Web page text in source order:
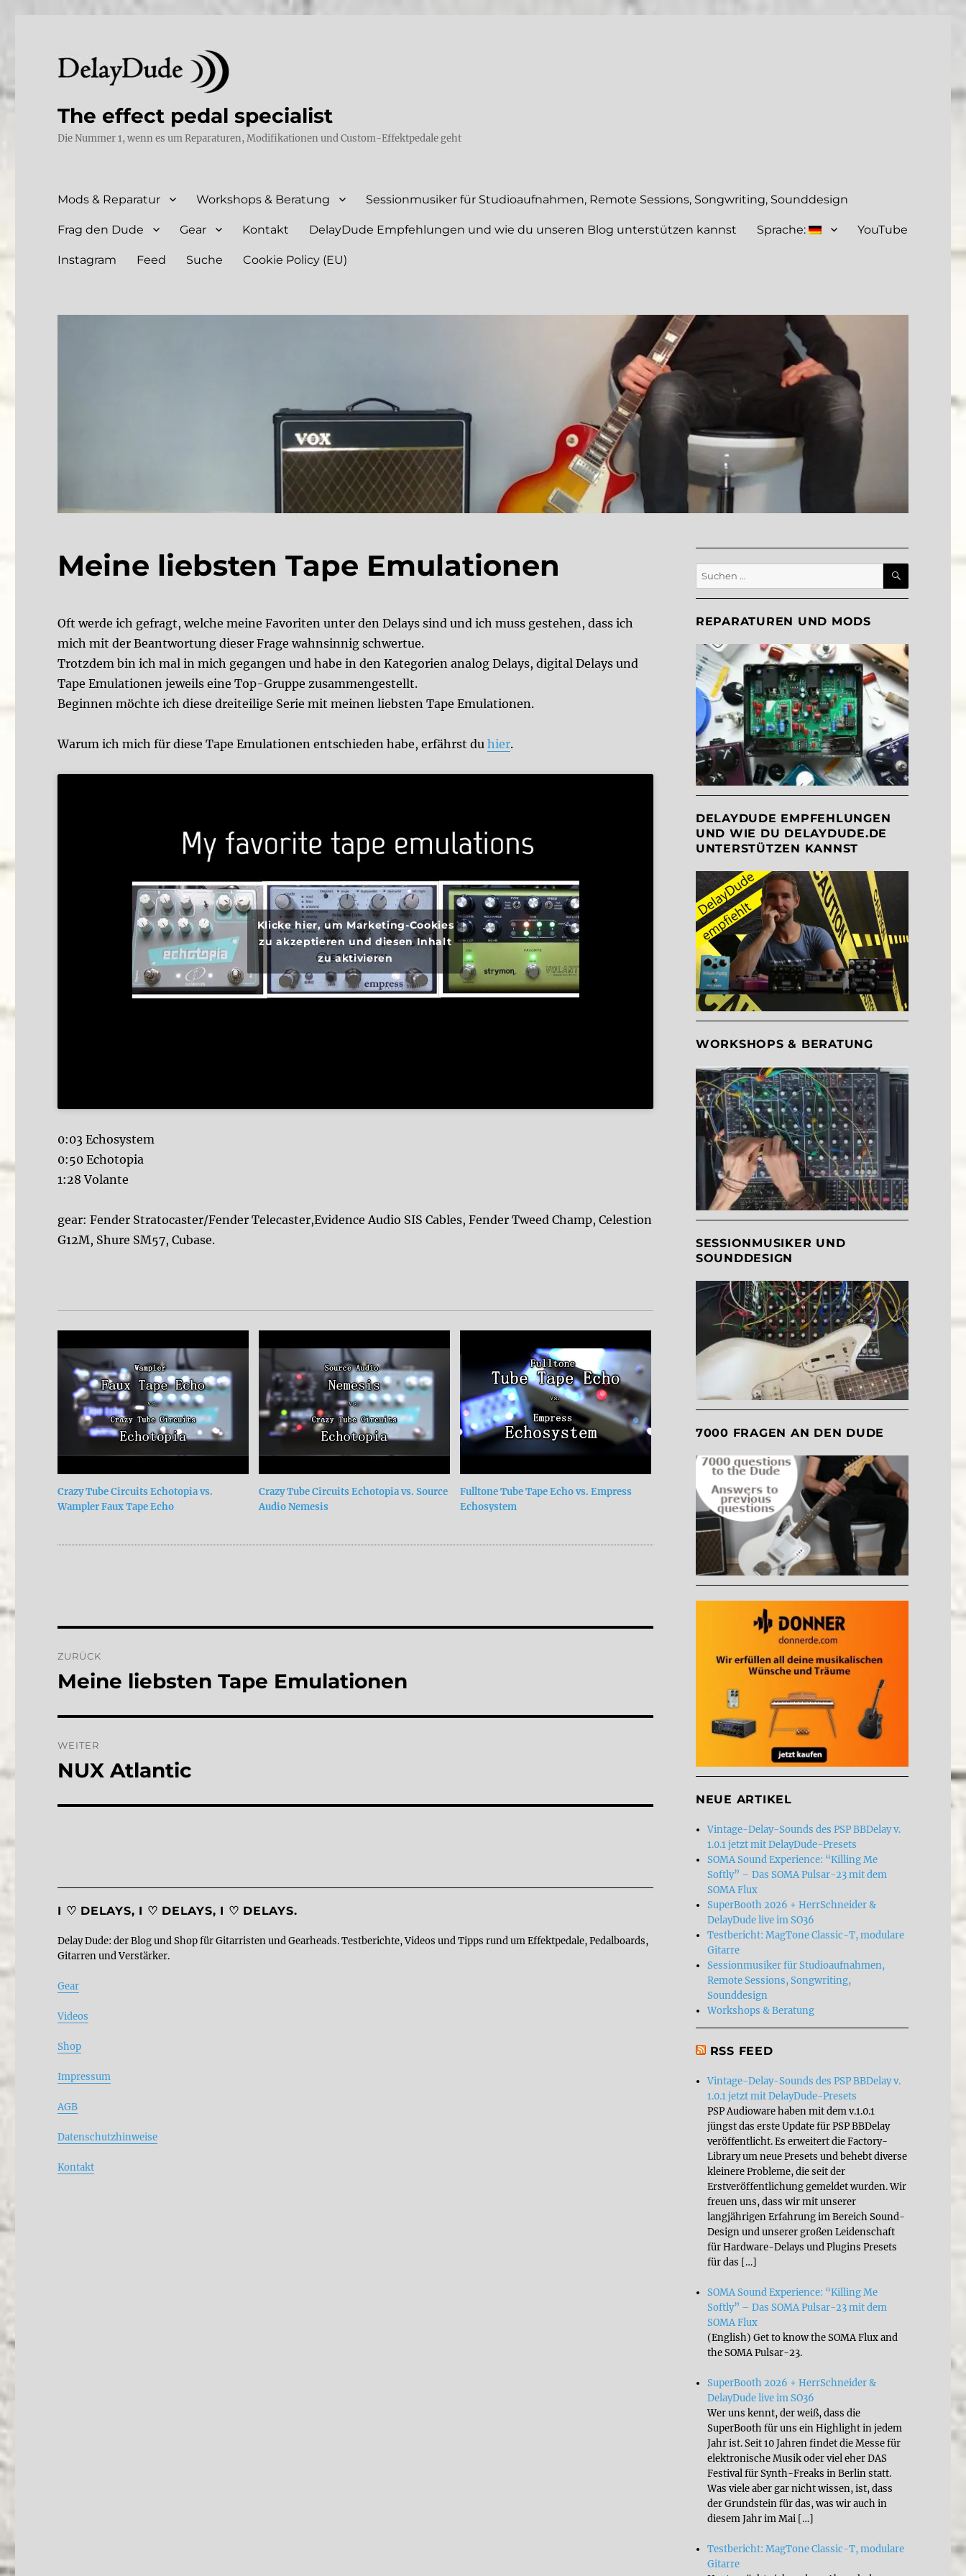
The effect pedal specialist
Die Nummer 1, wenn es um Reparaturen, Modifikationen und Custom-Effektpedale geht
Mods & Reparatur Workshops & Beratung Sessionmusiker für Studioaufnahmen, Remote Sessions, Songwriting, Sounddesign
Frag den Dude Gear Kontakt DelayDude Empfehlungen und wie du unseren Blog unterstützen kannst Sprache: YouTube
Instagram Feed Suche Cookie Policy (EU)
Meine liebsten Tape Emulationen
Oft werde ich gefragt, welche meine Favoriten unter den Delays sind und ich muss gestehen, dass ich
mich mit der Beantwortung dieser Frage wahnsinnig schwertue.
Trotzdem bin ich mal in mich gegangen und habe in den Kategorien analog Delays, digital Delays und
Tape Emulationen jeweils eine Top-Gruppe zusammengestellt.
Beginnen möchte ich diese dreiteilige Serie mit meinen liebsten Tape Emulationen.
Warum ich mich für diese Tape Emulationen entschieden habe, erfährst duhier.
Klicke hier, um Marketing-Cookies
zu akzeptieren und diesen Inhalt
zu aktivieren
0:03 Echosystem
0:50 Echotopia
1:28 Volante
gear: Fender Stratocaster/Fender Telecaster,Evidence Audio SIS Cables, Fender Tweed Champ, Celestion
G12M, Shure SM57, Cubase.
Crazy Tube Circuits Echotopia vs.
Wampler Faux Tape Echo
Crazy Tube Circuits Echotopia vs. Source
Audio Nemesis
Fulltone Tube Tape Echo vs. Empress
Echosystem
ZURÜCK
Vorheriger
Meine liebsten Tape Emulationen
WEITER
Nächster
NUX Atlantic
I ♡ DELAYS, I ♡ DELAYS, I ♡ DELAYS.
Delay Dude: der Blog und Shop für Gitarristen und Gearheads. Testberichte, Videos und Tipps rund um Effektpedale, Pedalboards,
Gitarren und Verstärker.
Gear
Videos
Shop
Impressum
AGB
Datenschutzhinweise
Kontakt
Suche
nach:
SUCHEN
REPARATUREN UND MODS
DELAYDUDE EMPFEHLUNGEN
UND WIE DU DELAYDUDE.DE
UNTERSTÜTZEN KANNST
WORKSHOPS & BERATUNG
SESSIONMUSIKER UND
SOUNDDESIGN
7000 FRAGEN AN DEN DUDE
NEUE ARTIKEL
Vintage-Delay-Sounds des PSP BBDelay v.
1.0.1 jetzt mit DelayDude-Presets
SOMA Sound Experience: “Killing Me
Softly” – Das SOMA Pulsar-23 mit dem
SOMA Flux
SuperBooth 2026 + HerrSchneider &
DelayDude live im SO36
Testbericht: MagTone Classic-T, modulare
Gitarre
Sessionmusiker für Studioaufnahmen,
Remote Sessions, Songwriting,
Sounddesign
Workshops & Beratung
RSS FEED
Vintage-Delay-Sounds des PSP BBDelay v.
1.0.1 jetzt mit DelayDude-Presets
PSP Audioware haben mit dem v.1.0.1
jüngst das erste Update für PSP BBDelay
veröffentlicht. Es erweitert die Factory-
Library um neue Presets und behebt diverse
kleinere Probleme, die seit der
Erstveröffentlichung gemeldet wurden. Wir
freuen uns, dass wir mit unserer
langjährigen Erfahrung im Bereich Sound-
Design und unserer großen Leidenschaft
für Hardware-Delays und Plugins Presets
für das […]
SOMA Sound Experience: “Killing Me
Softly” – Das SOMA Pulsar-23 mit dem
SOMA Flux
(English) Get to know the SOMA Flux and
the SOMA Pulsar-23.
SuperBooth 2026 + HerrSchneider &
DelayDude live im SO36
Wer uns kennt, der weiß, dass die
SuperBooth für uns ein Highlight in jedem
Jahr ist. Seit 10 Jahren findet die Messe für
elektronische Musik oder viel eher DAS
Festival für Synth-Freaks in Berlin statt.
Was viele aber gar nicht wissen, ist, dass
der Grundstein für das, was wir auch in
diesem Jahr im Mai […]
Testbericht: MagTone Classic-T, modulare
Gitarre